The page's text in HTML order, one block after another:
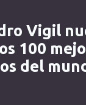
Vigil
100
del